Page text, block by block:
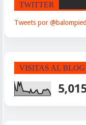
TWITTER
Tweets por
VISITAS AL BLOG